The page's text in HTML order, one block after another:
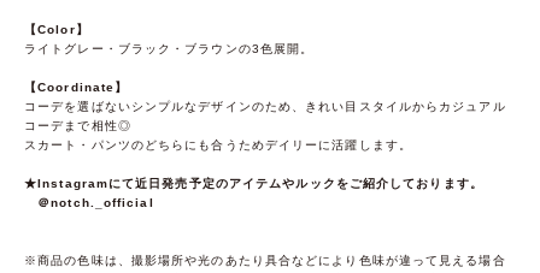
【Color】
ライトグレー・ブラック・ブラウンの3色展開。
【Coordinate】
コーデを選ばないシンプルなデザインのため、きれい目スタイルからカジュアル
コーデまで相性◎
スカート・パンツのどちらにも合うためデイリーに活躍します。
★Instagramにて近日発売予定のアイテムやルックをご紹介しております。
＠notch._official
※商品の色味は、撮影場所や光のあたり具合などにより色味が違って見える場合